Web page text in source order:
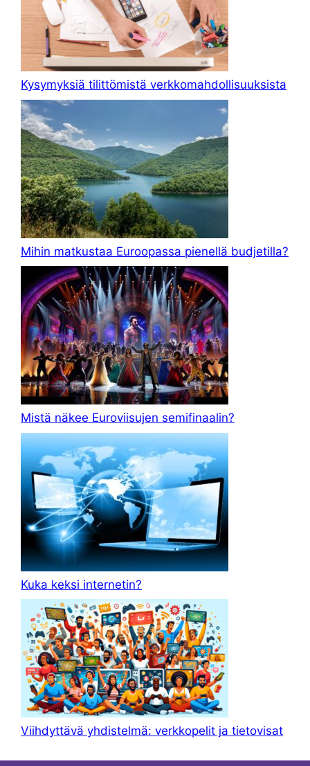
Kysymyksiä tilittömistä verkkomahdollisuuksista
Mihin matkustaa Euroopassa pienellä budjetilla?
Mistä näkee Euroviisujen semifinaalin?
Kuka keksi internetin?
Viihdyttävä yhdistelmä: verkkopelit ja tietovisat